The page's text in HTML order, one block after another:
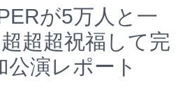
が5万人と一
超超祝福して完
公演レポート